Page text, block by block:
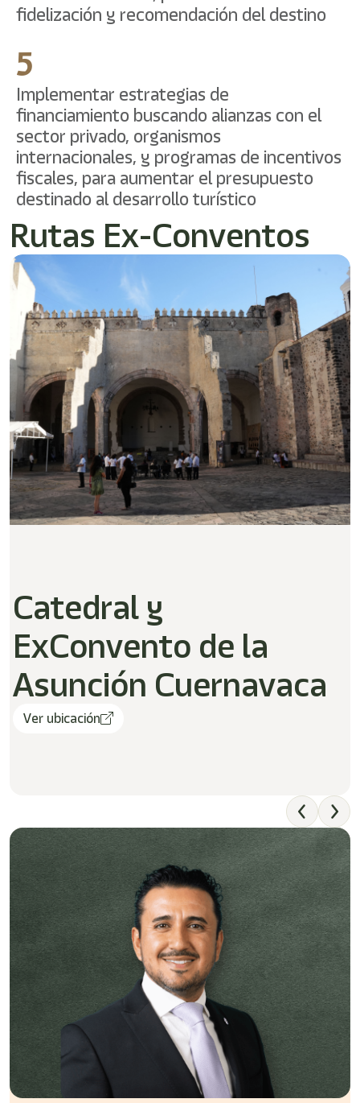
fidelización y recomendación del destino
5
Implementar estrategias de
financiamiento buscando alianzas con el
sector privado, organismos
internacionales, y programas de incentivos
fiscales, para aumentar el presupuesto
destinado al desarrollo turístico
Rutas Ex-Conventos
Catedral y
ExConvento de la
Asunción Cuernavaca
Ver ubicación